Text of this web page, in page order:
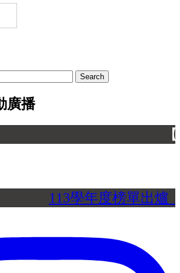
廣播
【 】
113學年度榜單出爐